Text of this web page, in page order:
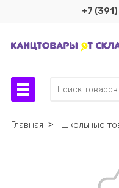
+7
Главная ˃ Школьные